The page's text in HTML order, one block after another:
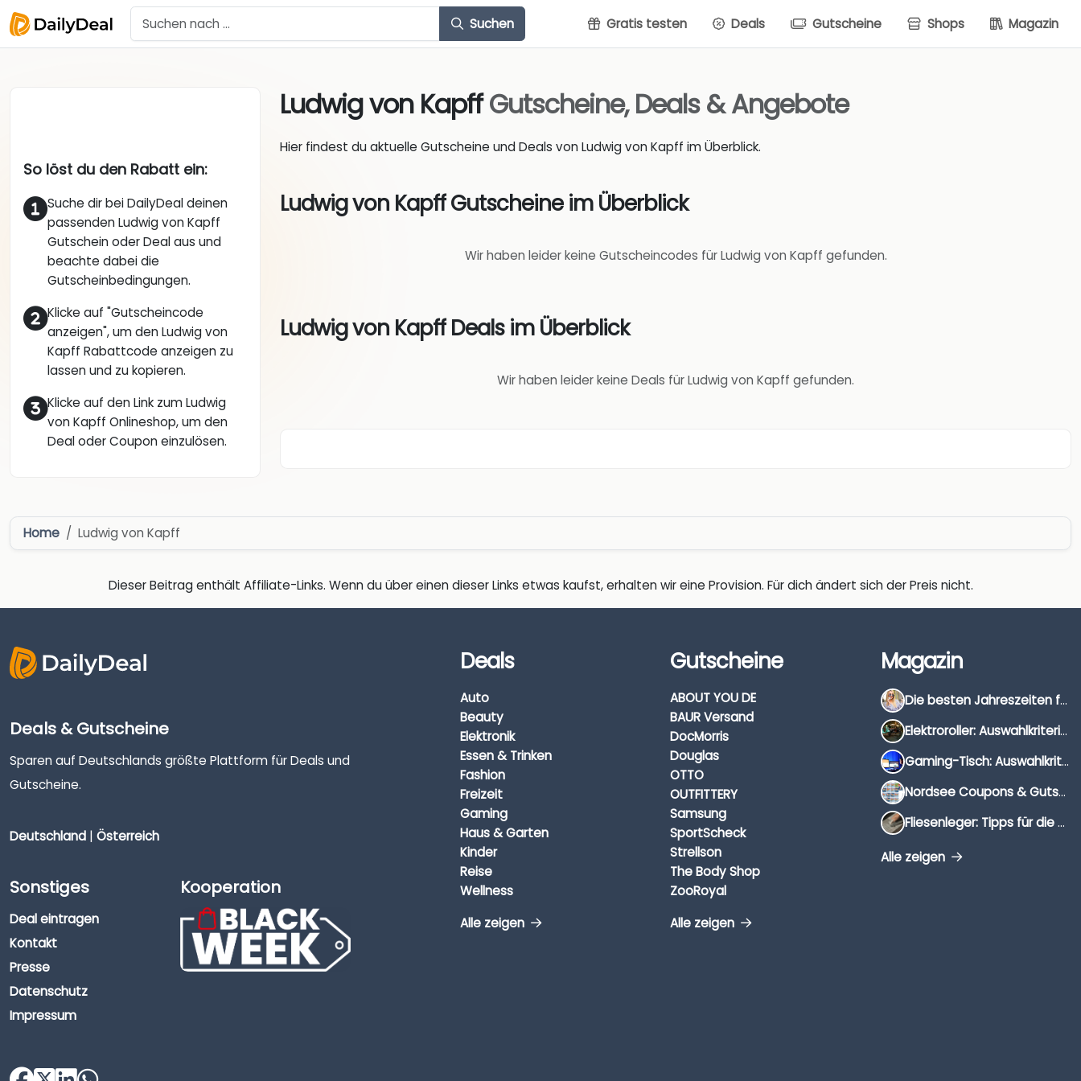
Suchen Gratis testen Deals Gutscheine Shops Magazin
So löst du den Rabatt ein:
Suche dir bei DailyDeal deinen
passenden Ludwig von Kapff
Gutschein oder Deal aus und
beachte dabei die
Gutscheinbedingungen.
Klicke auf "Gutscheincode
anzeigen", um den Ludwig von
Kapff Rabattcode anzeigen zu
lassen und zu kopieren.
Klicke auf den Link zum Ludwig
von Kapff Onlineshop, um den
Deal oder Coupon einzulösen.
Ludwig von KapffGutscheine, Deals & Angebote
Hier findest du aktuelle Gutscheine und Deals von Ludwig von Kapff im Überblick.
Ludwig von Kapff Gutscheine im Überblick
Wir haben leider keine Gutscheincodes für Ludwig von Kapff gefunden.
Ludwig von Kapff Deals im Überblick
Wir haben leider keine Deals für Ludwig von Kapff gefunden.
Home Ludwig von Kapff
Dieser Beitrag enthält Affiliate-Links. Wenn du über einen dieser Links etwas kaufst, erhalten wir eine Provision. Für dich ändert sich der Preis nicht.
Deals & Gutscheine
Sparen auf Deutschlands größte Plattform für Deals und
Gutscheine.
Deutschland | Österreich
Sonstiges
Deal eintragen
Kontakt
Presse
Datenschutz
Impressum
Kooperation
Deals
Auto
Beauty
Elektronik
Essen & Trinken
Fashion
Freizeit
Gaming
Haus & Garten
Kinder
Reise
Wellness
Alle zeigen
Gutscheine
ABOUT YOU DE
BAUR Versand
DocMorris
Douglas
OTTO
OUTFITTERY
Samsung
SportScheck
Strellson
The Body Shop
ZooRoyal
Alle zeigen
Magazin
Die besten Jahreszeiten für Schnäppchenjäger
Elektroroller: Auswahlkriterien, Unterschiede & Tipps
Gaming-Tisch: Auswahlkriterien, Unterschiede & Tipps
Nordsee Coupons & Gutscheine 2026
Fliesenleger: Tipps für die Auswahl
Alle zeigen